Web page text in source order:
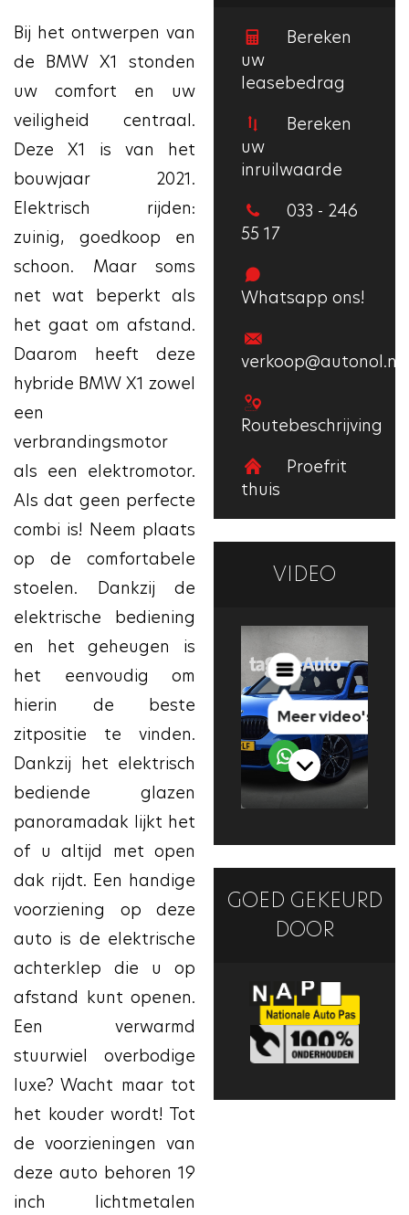
Bij het ontwerpen van
de BMW X1 stonden
uw comfort en uw
veiligheid centraal.
Deze X1 is van het
bouwjaar 2021.
Elektrisch rijden:
zuinig, goedkoop en
schoon. Maar soms
net wat beperkt als
het gaat om afstand.
Daarom heeft deze
hybride BMW X1 zowel
een
verbrandingsmotor
als een elektromotor.
Als dat geen perfecte
combi is! Neem plaats
op de comfortabele
stoelen. Dankzij de
elektrische bediening
en het geheugen is
het eenvoudig om
hierin de beste
zitpositie te vinden.
Dankzij het elektrisch
bediende glazen
panoramadak lijkt het
of u altijd met open
dak rijdt. Een handige
voorziening op deze
auto is de elektrische
achterklep die u op
afstand kunt openen.
Een verwarmd
stuurwiel overbodige
luxe? Wacht maar tot
het kouder wordt! Tot
de voorzieningen van
deze auto behoren 19
inch lichtmetalen
Bereken
uw
leasebedrag
Bereken
uw
inruilwaarde
033 - 246
55 17
Whatsapp ons!
verkoop@autonol.nl
Routebeschrijving
Proefrit
thuis
VIDEO
GOED GEKEURD
DOOR